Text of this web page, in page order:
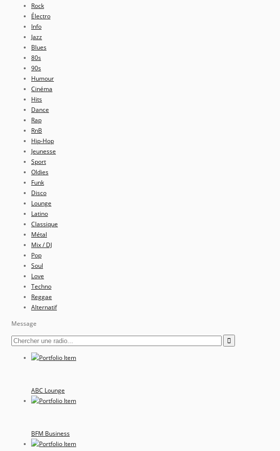
Rock
Électro
Info
Jazz
Blues
80s
90s
Humour
Cinéma
Hits
Dance
Rap
RnB
Hip-Hop
Jeunesse
Sport
Oldies
Funk
Disco
Lounge
Latino
Classique
Métal
Mix / DJ
Pop
Soul
Love
Techno
Reggae
Alternatif
Message
ABC Lounge
BFM Business